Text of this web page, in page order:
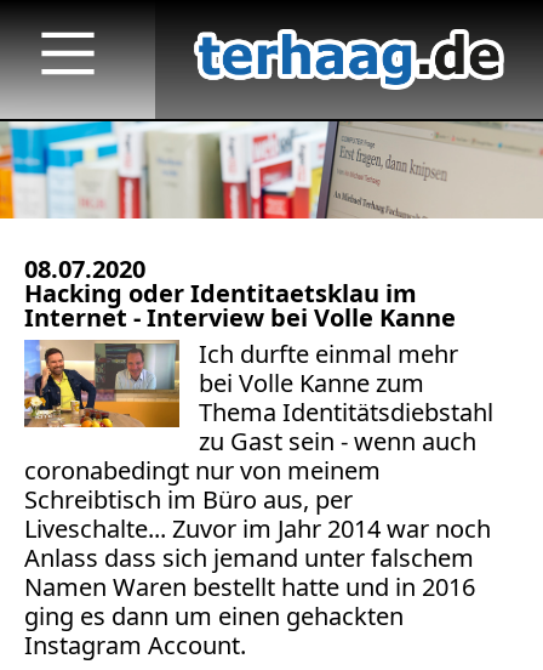
08.07.2020
Hacking oder Identitaetsklau im
Internet - Interview bei Volle Kanne
Ich durfte einmal mehr
bei Volle Kanne zum
Thema Identitätsdiebstahl
zu Gast sein - wenn auch
coronabedingt nur von meinem
Schreibtisch im Büro aus, per
Liveschalte... Zuvor im Jahr 2014 war noch
Anlass dass sich jemand unter falschem
Namen Waren bestellt hatte und in 2016
ging es dann um einen gehackten
Instagram Account.
Startseite
Veröffentlichungen
Medienauftritte 2023 f.
Medienauftritte 2022
Medienauftritte 2021
Medienauftritte 2020
Medienauftritte 2019
Medienauftritte 2018